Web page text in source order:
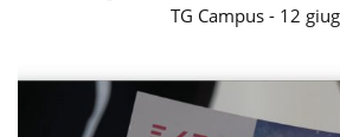
TG Campus - 12